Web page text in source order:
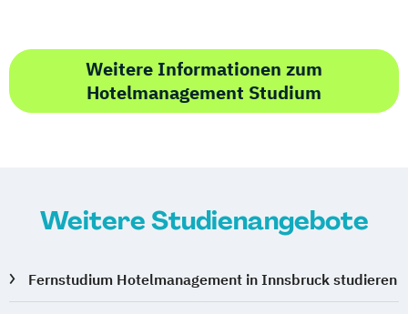
Weitere Informationen zum
Hotelmanagement Studium
Weitere Studienangebote
Fernstudium Hotelmanagement in Innsbruck studieren